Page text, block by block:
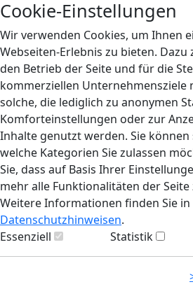
Cookie-Einstellungen
Wir verwenden Cookies, um Ihnen
Webseiten-Erlebnis zu bieten.
den Betrieb der Seite und für die
kommerziellen Unternehmensziele
solche, die lediglich zu anonymen
Komforteinstellungen oder zur
Inhalte genutzt werden. Sie
welche Kategorien Sie zulassen
Sie, dass auf Basis Ihrer
mehr alle Funktionalitäten der
Weitere Informationen finden Sie in
Datenschutzhinweisen.
Essenziell
Statistik